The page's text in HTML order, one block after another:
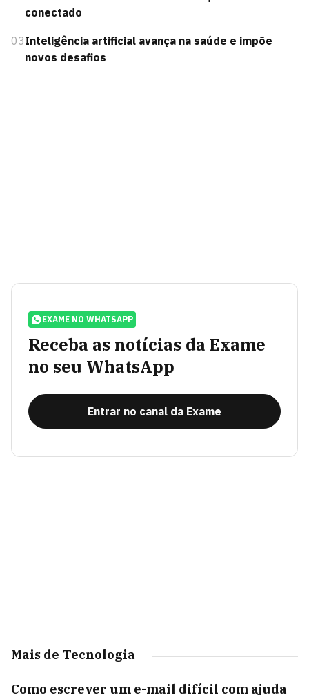
conectado
03Inteligência artificial avança na saúde e impõe
novos desafios
EXAME NO WHATSAPP
Receba as notícias da Exame
no seu WhatsApp
Entrar no canal da Exame
Mais de Tecnologia
Como escrever um e-mail difícil com ajuda